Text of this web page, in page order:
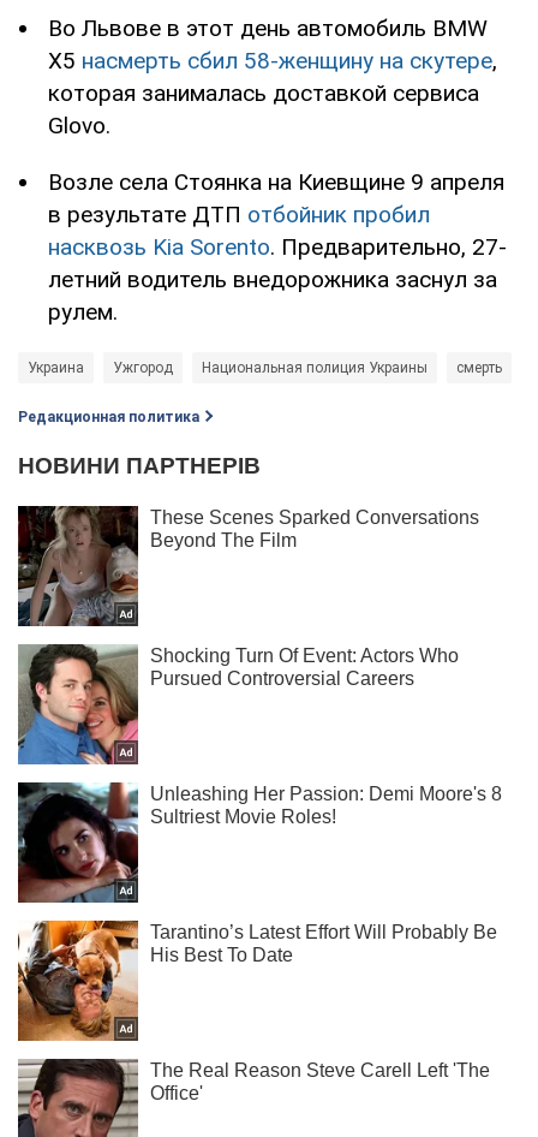
Во Львове в этот день автомобиль BMW
X5 насмерть сбил 58-женщину на скутере,
которая занималась доставкой сервиса
Glovo.
Возле села Стоянка на Киевщине 9 апреля
в результате ДТП отбойник пробил
насквозь Kia Sorento. Предварительно, 27-
летний водитель внедорожника заснул за
рулем.
Украина Ужгород Национальная полиция Украины смерть
Редакционная политика